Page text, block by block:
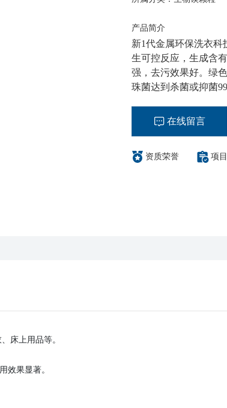
产品简介
新1代金属环保洗衣
生可控反应，生成含
强，去污效果好。绿
珠菌达到杀菌或抑菌
在线留言
资质荣誉 项
床上用品等。
效果显著。